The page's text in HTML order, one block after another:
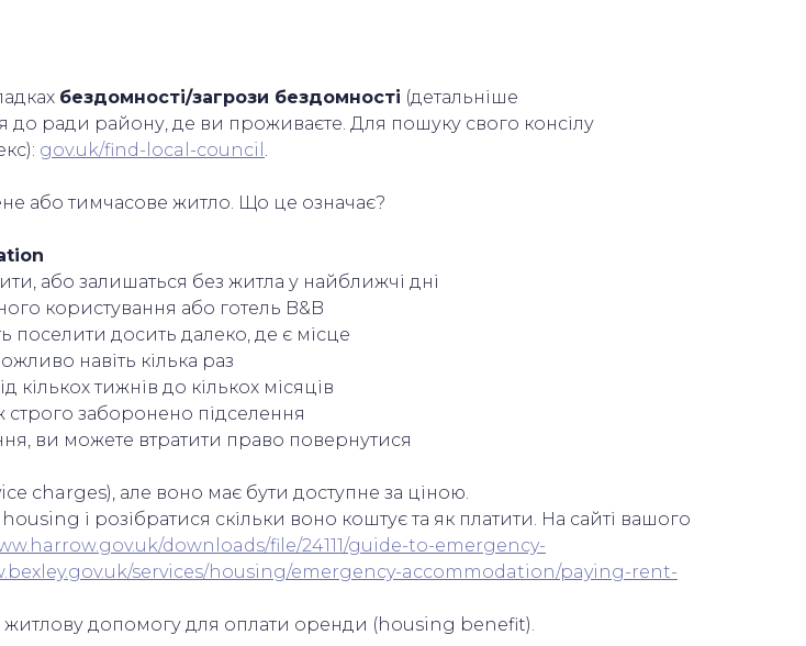
бездомності/загрози бездомності (детальніше
до ради району, де ви проживаєте. Для пошуку свого консілу
gov.uk/find-local-council
або тимчасове житло. Що це означає?
або залишаться без житла у найближчі дні
користування або готель B&B
поселити досить далеко, де є місце
навіть кілька раз
тижнів до кількох місяців
строго заборонено підселення
ви можете втратити право повернутися
charges), але воно має бути доступне за ціною.
і розібратися скільки воно коштує та як платити. На сайті вашого
downloads/file/24111/guide-to-emergency-
services/housing/emergency-accommodation/paying-rent-
допомогу для оплати оренди (housing benefit).